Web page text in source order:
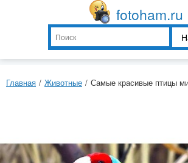
fotoham.ru
Главная / Животные / Самые красивые птицы